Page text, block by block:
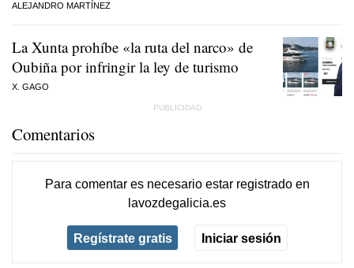
ALEJANDRO MARTÍNEZ
La Xunta prohíbe «la ruta del narco» de
Oubiña por infringir la ley de turismo
X. GAGO
Comentarios
Para comentar es necesario estar registradoen
lavozdegalicia.es
Regístrate gratis Iniciar sesión